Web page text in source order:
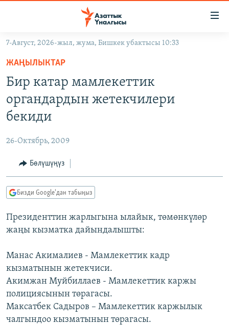
Навигацияга
өтүңүз
Издөөгө
салыңызКЫРГЫЗСТАН
МАДАНИЯТ
ДҮЙНӨ
УКРАИНА
ТВ ПРОГРАММАЛАР
БҮГҮН АЗАТТЫКТА
ДАНИСТЕ
АЗАТТЫК+
ЫҢГАЙСЫЗ СУРООЛОР
ПОДКАСТ
ЭЕ/АРнун бардык сайттары
7-Август, 2026-жыл, жума, Бишкек убактысы 10:33
ЖАҢЫЛЫКТАР
Бир катар мамлекеттик
органдардын жетекчилери
бекиди
26-Октябрь, 2009
Бөлүшүңүз
Бизди Google'дан табыңыз
Президенттин жарлыгына ылайык, төмөнкүлөр
жаңы кызматка дайындалышты:
Манас Акималиев - Мамлекеттик кадр
кызматынын жетекчиси.
Акимжан Муйбиллаев - Мамлекеттик каржы
полициясынын төрагасы.
Максатбек Садыров – Мамлекеттик каржылык
чалгындоо кызматынын төрагасы.